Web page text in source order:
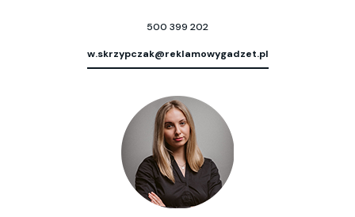
500 399 202
w.skrzypczak@reklamowygadzet.pl